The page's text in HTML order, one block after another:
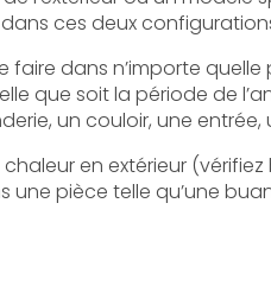
ces deux
faire dans n’importe
que soit la période de
un couloir, une entrée,
en extérieur (vérifiez
pièce telle qu’une